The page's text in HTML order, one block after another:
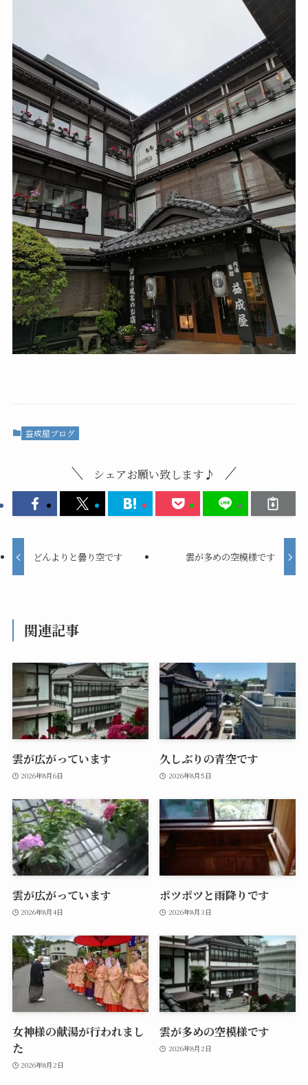
益成屋ブログ
シェアお願い致します♪
どんよりと曇り空です 雲が多めの空模様です
関連記事
雲が広がっています
2026年8月6日
久しぶりの青空です
2026年8月5日
雲が広がっています
2026年8月4日
ポツポツと雨降りです
2026年8月3日
女神様の献湯が行われまし
た
2026年8月2日
雲が多めの空模様です
2026年8月2日